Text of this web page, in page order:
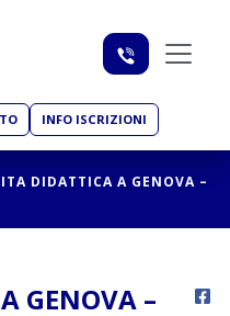
INFO ISCRIZIONI
DIDATTICA A GENOVA –
GENOVA –